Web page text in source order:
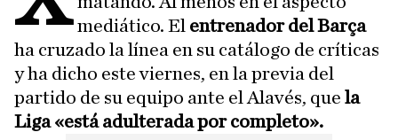
mediático. El entrenador del Barça
ha cruzado la línea en su catálogo de críticas
y ha dicho este viernes, en la previa del
partido de su equipo ante el Alavés, que la
Liga «está adulterada por completo».